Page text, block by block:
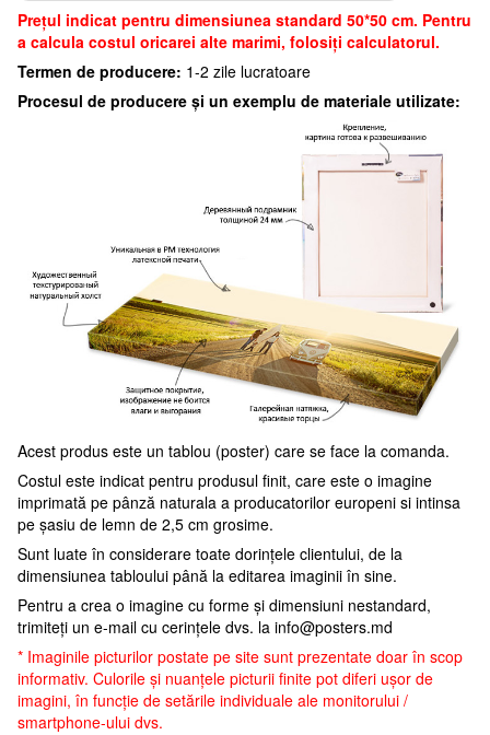
Preţul indicat pentru dimensiunea standard 50*50 cm. Pentru
a calcula costul oricarei alte marimi, folosiți calculatorul.
Termen de producere: 1-2 zile lucratoare
Procesul de producere și un exemplu de materiale utilizate:
Acest produs este un tablou (poster) care se face la comanda.
Costul este indicat pentru produsul finit, care este o imagine
imprimată pe pânză naturala a producatorilor europeni si intinsa
pe șasiu de lemn de 2,5 cm grosime.
Sunt luate în considerare toate dorințele clientului, de la
dimensiunea tabloului până la editarea imaginii în sine.
Pentru a crea o imagine cu forme și dimensiuni nestandard,
trimiteți un e-mail cu cerințele dvs. la info@posters.md
* Imaginile picturilor postate pe site sunt prezentate doar în scop
informativ. Culorile și nuanțele picturii finite pot diferi ușor de
imagini, în funcție de setările individuale ale monitorului /
smartphone-ului dvs.